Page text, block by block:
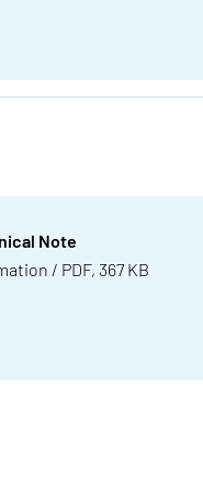
Note
/ PDF, 367 KB